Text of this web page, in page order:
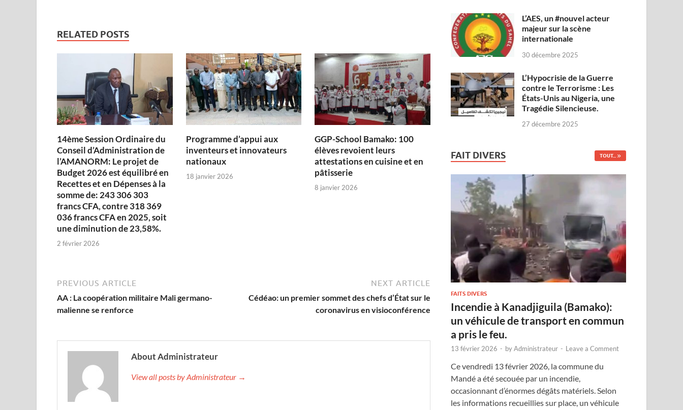
RELATED POSTS
14ème Session Ordinaire du
Conseil d’Administration de
l’AMANORM: Le projet de
Budget 2026 est équilibré en
Recettes et en Dépenses à la
somme de: 243 306 303
francs CFA, contre 318 369
036 francs CFA en 2025, soit
une diminution de 23,58%.
2 février 2026
Programme d’appui aux
inventeurs et innovateurs
nationaux
18 janvier 2026
GGP-School Bamako: 100
élèves revoient leurs
attestations en cuisine et en
pâtisserie
8 janvier 2026
PREVIOUS ARTICLE
AA : La coopération militaire Mali germano-
malienne se renforce
NEXT ARTICLE
Cédéao: un premier sommet des chefs d’État sur le
coronavirus en visioconférence
About Administrateur
View all posts by Administrateur →
L’AES, un #nouvel acteur
majeur sur la scène
internationale
30 décembre 2025
L’Hypocrisie de la Guerre
contre le Terrorisme : Les
États-Unis au Nigeria, une
Tragédie Silencieuse.
27 décembre 2025
FAIT DIVERS TOUT...
FAITS DIVERS
Incendie à Kanadjiguila (Bamako):
un véhicule de transport en commun
a pris le feu.
13 février 2026 - byAdministrateur - Leave a Comment
Ce vendredi 13 février 2026, la commune du
Mandé a été secouée par un incendie,
occasionnant d’énormes dégâts matériels. Selon
les informations recueillies sur place, un véhicule